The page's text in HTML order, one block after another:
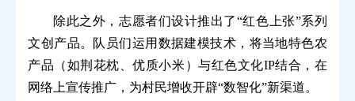
除此之外，志愿者们设计推出了“红色上张”系列
文创产品。队员们运用数据建模技术，将当地特色农
产品（如荆花枕、优质小米）与红色文化IP结合，在
网络上宣传推广，为村民增收开辟“数智化”新渠道。